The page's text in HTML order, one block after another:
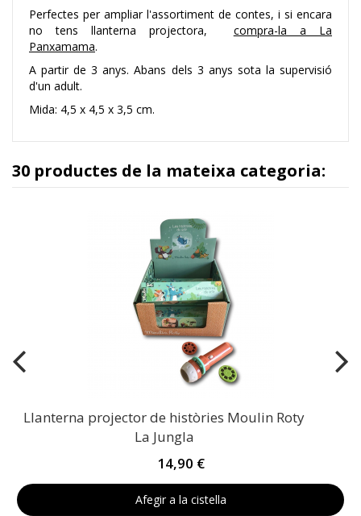
Perfectes per ampliar l'assortiment de contes, i si encara
no tens llanterna projectora, compra-la a La
Panxamama.
A partir de 3 anys. Abans dels 3 anys sota la supervisió
d'un adult.
Mida: 4,5 x 4,5 x 3,5 cm.
30 productes de la mateixa categoria:
Llanterna projector de històries Moulin Roty
La Jungla
14,90 €
Afegir a la cistella